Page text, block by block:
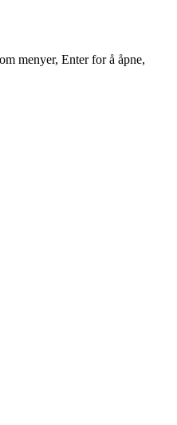
menyer, Enter for å åpne,